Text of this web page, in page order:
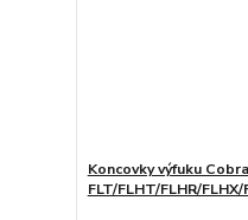
Koncovky výfuku
FLT/FLHT/FLHR/FLHX/